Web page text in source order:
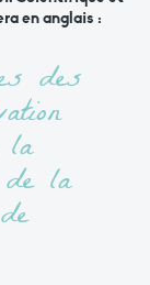
en anglais :
des
la